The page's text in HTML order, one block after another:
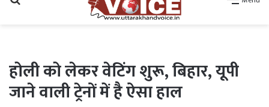
होली को लेकर वेटिंग शुरू, बिहार, यूपी
जाने वाली ट्रेनों में है ऐसा हाल